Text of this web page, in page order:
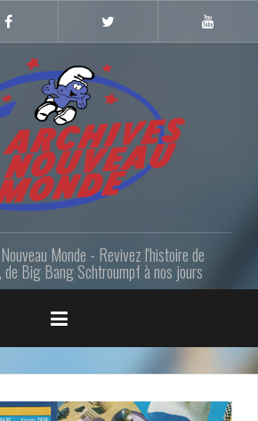
Facebook
Youtube
LANM
Monde - Revivez l'histoire de
Big Bang Schtroumpf à nos jours